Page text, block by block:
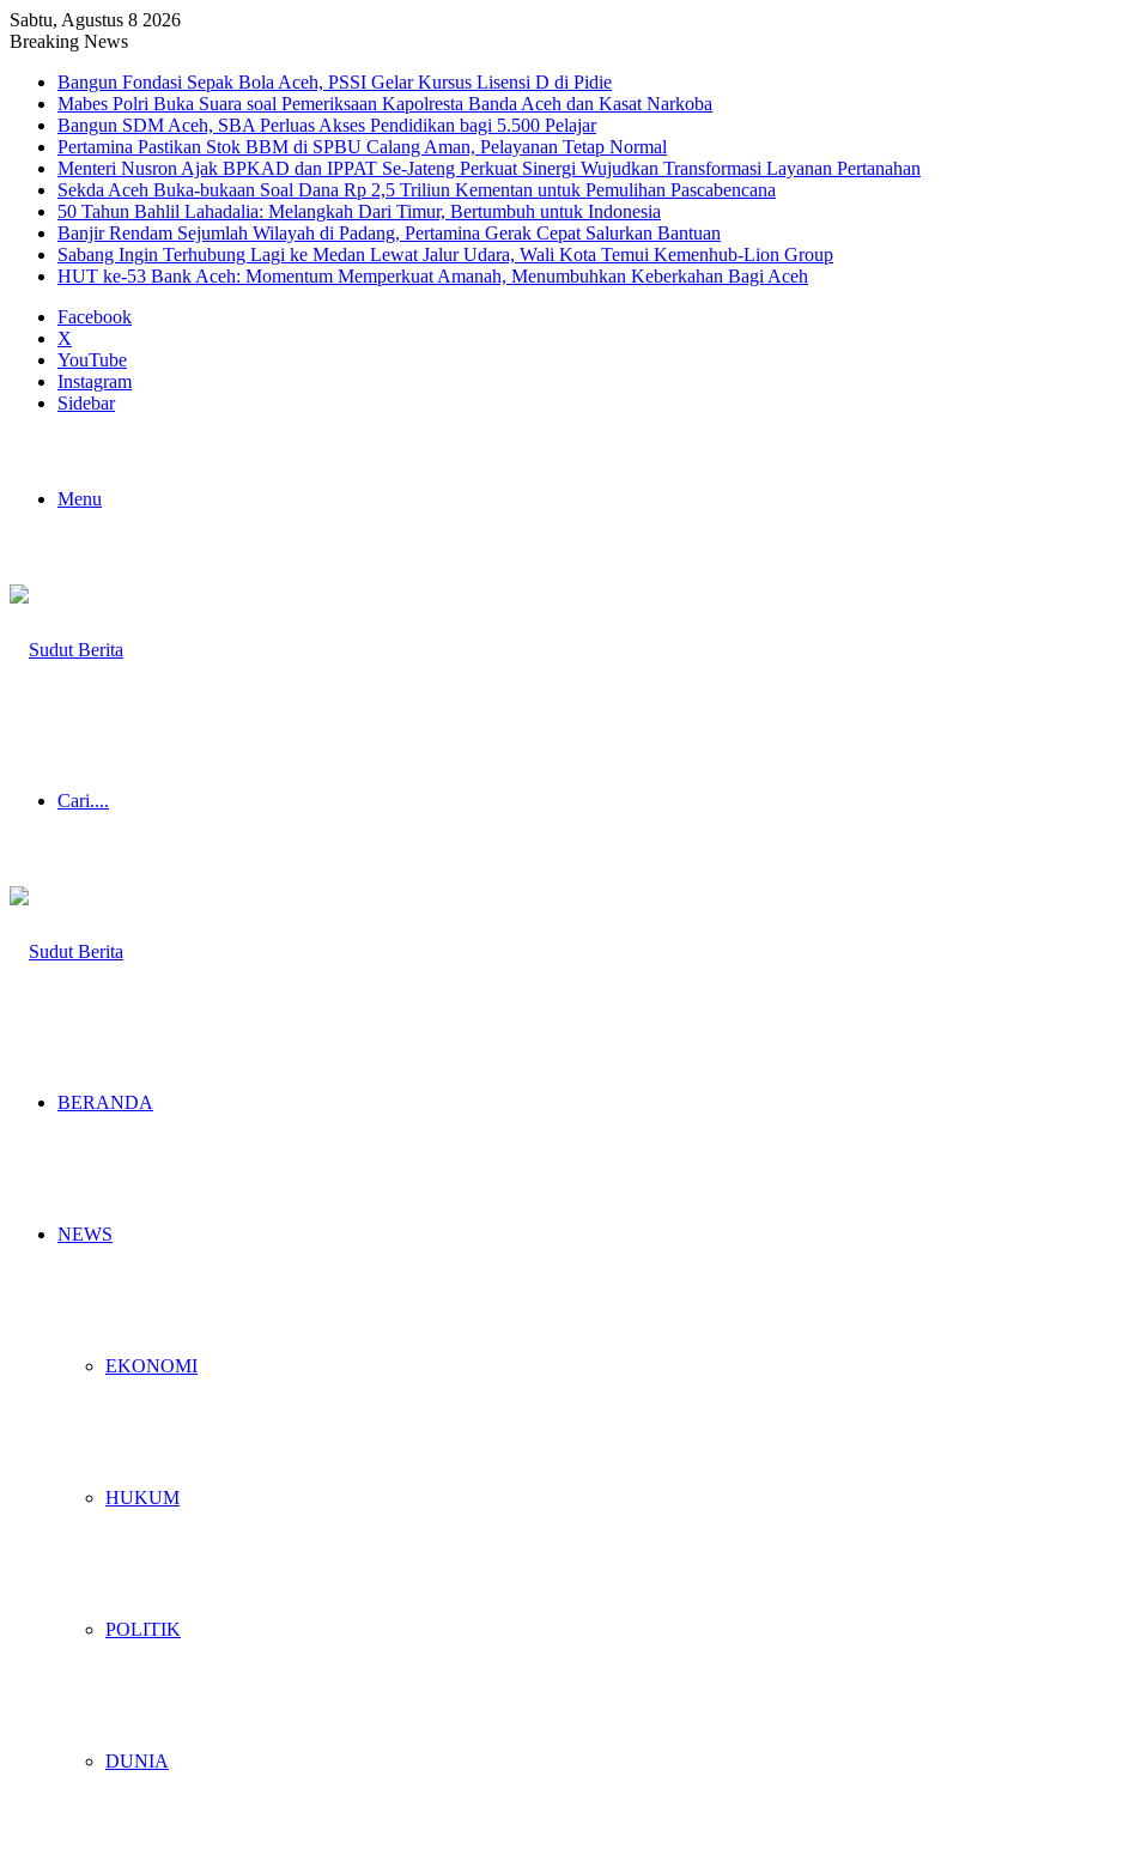
Sabtu, Agustus 8 2026
Breaking News
Bangun Fondasi Sepak Bola Aceh, PSSI Gelar Kursus Lisensi D di Pidie
Mabes Polri Buka Suara soal Pemeriksaan Kapolresta Banda Aceh dan Kasat Narkoba
Bangun SDM Aceh, SBA Perluas Akses Pendidikan bagi 5.500 Pelajar
Pertamina Pastikan Stok BBM di SPBU Calang Aman, Pelayanan Tetap Normal
Menteri Nusron Ajak BPKAD dan IPPAT Se-Jateng Perkuat Sinergi Wujudkan Transformasi Layanan Pertanahan
Sekda Aceh Buka-bukaan Soal Dana Rp 2,5 Triliun Kementan untuk Pemulihan Pascabencana
50 Tahun Bahlil Lahadalia: Melangkah Dari Timur, Bertumbuh untuk Indonesia
Banjir Rendam Sejumlah Wilayah di Padang, Pertamina Gerak Cepat Salurkan Bantuan
Sabang Ingin Terhubung Lagi ke Medan Lewat Jalur Udara, Wali Kota Temui Kemenhub-Lion Group
HUT ke-53 Bank Aceh: Momentum Memperkuat Amanah, Menumbuhkan Keberkahan Bagi Aceh
Facebook
X
YouTube
Instagram
Sidebar
Menu
Cari....
BERANDA
NEWS
EKONOMI
HUKUM
POLITIK
DUNIA